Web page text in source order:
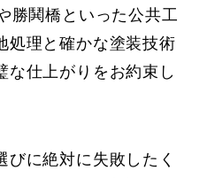
勝鬨橋といった公共工
処理と確かな塗装技術
な仕上がりをお約束し
びに絶対に失敗したく